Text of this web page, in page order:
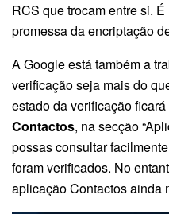
RCS que trocam entre si.
promessa da encriptação
A Google está também a
verificação seja mais do
estado da verificação
Contactos, na secção
possas consultar
foram verificados. No
aplicação Contactos ainda